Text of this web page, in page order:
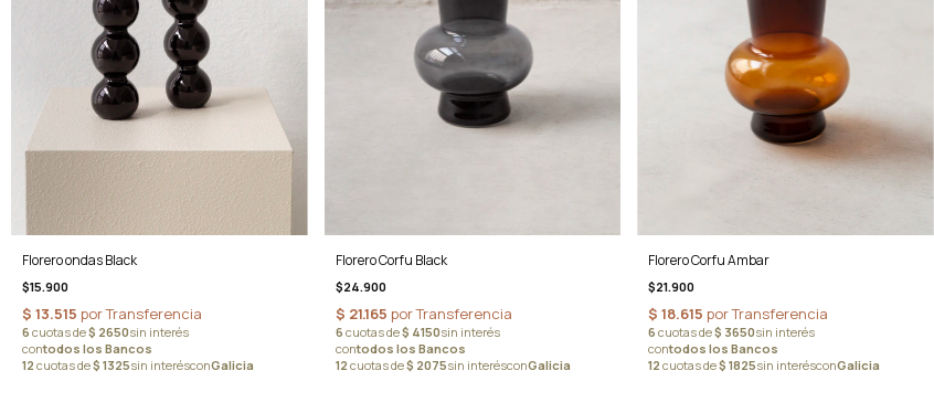
Florero ondas Black
$15.900
Florero Corfu Black
$24.900
Florero Corfu Ambar
$21.900